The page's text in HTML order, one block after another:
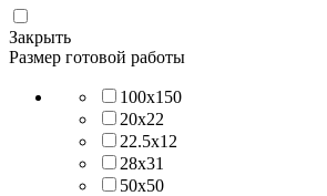
Закрыть
Размер готовой работы
100х150
20х22
22.5х12
28х31
50х50